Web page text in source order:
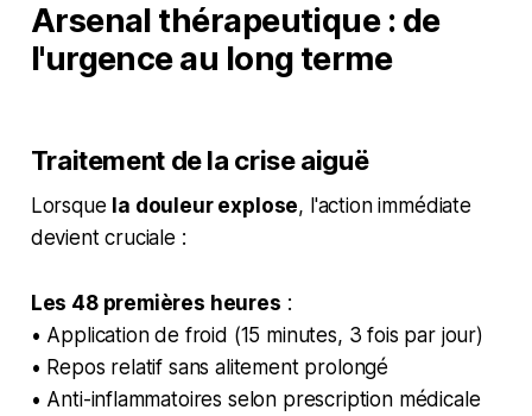
Arsenal thérapeutique : de
l'urgence au long terme
Traitement de la crise aiguë
Lorsque la douleur explose, l'action immédiate
devient cruciale :
Les 48 premières heures :
• Application de froid (15 minutes, 3 fois par jour)
• Repos relatif sans alitement prolongé
• Anti-inflammatoires selon prescription médicale